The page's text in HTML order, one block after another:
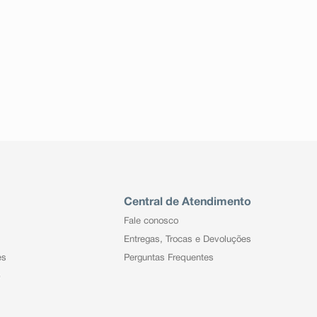
Central de Atendimento
Fale conosco
Entregas, Trocas e Devoluções
Perguntas Frequentes